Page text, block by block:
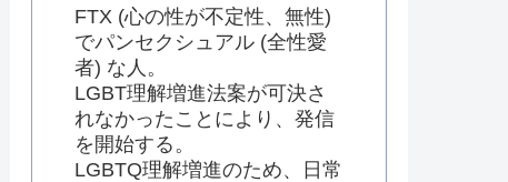
FTX (心の性が不定性、無性)
でパンセクシュアル (全性愛
者) な人。
LGBT理解増進法案が可決さ
れなかったことにより、発信
を開始する。
LGBTQ理解増進のため、日常